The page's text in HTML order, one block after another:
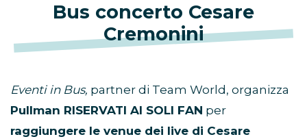
Bus concerto Cesare
Cremonini
Eventi in Bus, partner di Team World, organizza
Pullman RISERVATI AI SOLI FAN per
raggiungere le venue dei live di Cesare